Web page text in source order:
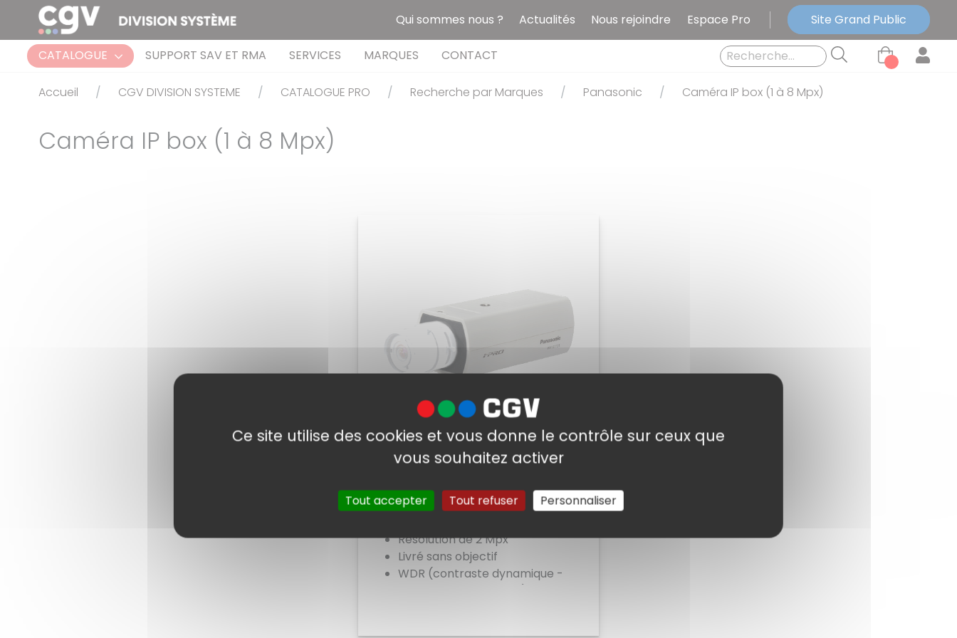
Qui sommes nous ? Actualités Nous rejoindre Espace Pro Site Grand Public
CATALOGUE SUPPORT SAV ET RMA SERVICES MARQUES CONTACT
Accueil CGV DIVISION SYSTEME CATALOGUE PRO Recherche par Marques Panasonic Caméra IP box (1 à 8 Mpx)
Caméra IP box (1 à 8 Mpx)
Caméra box IP
Ref. WV-S1131
Résolution de 2 Mpx
Livré sans objectif
WDR (contraste dynamique -
Panneau de gestion des cookies
Ce site utilise des cookies et vous donne le contrôle sur ceux que
vous souhaitez activer
Tout accepter Tout refuser Personnaliser